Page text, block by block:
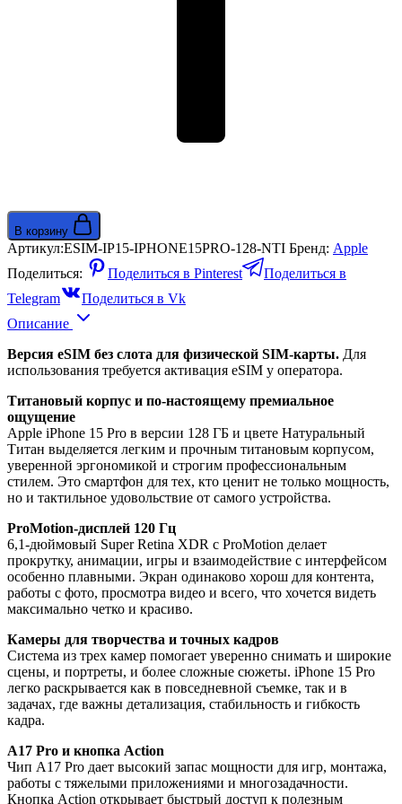
В корзину
Артикул:ESIM-IP15-IPHONE15PRO-128-NTI Бренд: Apple
Поделиться:
Поделиться в Pinterest
Поделиться в
Telegram
Поделиться в Vk
Описание
Версия eSIM без слота для физической SIM-карты. Для
использования требуется активация eSIM у оператора.
Титановый корпус и по-настоящему премиальное
ощущение
Apple iPhone 15 Pro в версии 128 ГБ и цвете Натуральный
Титан выделяется легким и прочным титановым корпусом,
уверенной эргономикой и строгим профессиональным
стилем. Это смартфон для тех, кто ценит не только мощность,
но и тактильное удовольствие от самого устройства.
ProMotion-дисплей 120 Гц
6,1-дюймовый Super Retina XDR с ProMotion делает
прокрутку, анимации, игры и взаимодействие с интерфейсом
особенно плавными. Экран одинаково хорош для контента,
работы с фото, просмотра видео и всего, что хочется видеть
максимально четко и красиво.
Камеры для творчества и точных кадров
Система из трех камер помогает уверенно снимать и широкие
сцены, и портреты, и более сложные сюжеты. iPhone 15 Pro
легко раскрывается как в повседневной съемке, так и в
задачах, где важны детализация, стабильность и гибкость
кадра.
A17 Pro и кнопка Action
Чип A17 Pro дает высокий запас мощности для игр, монтажа,
работы с тяжелыми приложениями и многозадачности.
Кнопка Action открывает быстрый доступ к полезным